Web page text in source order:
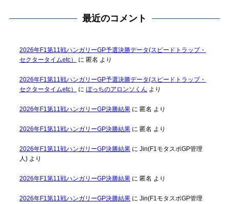
最近のコメント
2026年F1第11戦ハンガリーGP予選決勝データ(スピードトラップ・
セクタータイムetc）
に 匿名 より
2026年F1第11戦ハンガリーGP予選決勝データ(スピードトラップ・
セクタータイムetc）
に ぼっちのアロンソくん より
2026年F1第11戦ハンガリーGP決勝結果に 匿名 より
2026年F1第11戦ハンガリーGP決勝結果に 匿名 より
2026年F1第11戦ハンガリーGP決勝結果に Jin(F1モタスポGP管理
人)より
2026年F1第11戦ハンガリーGP決勝結果に 匿名 より
2026年F1第11戦ハンガリーGP決勝結果に Jin(F1モタスポGP管理